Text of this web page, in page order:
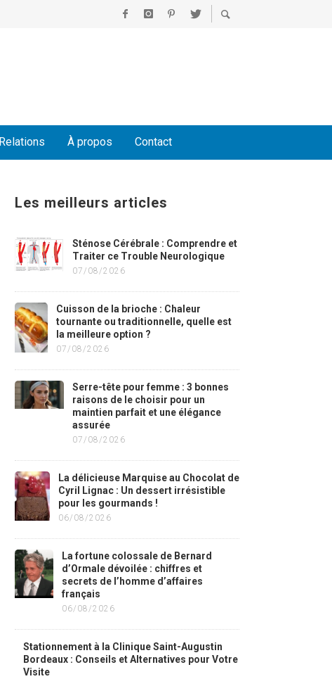
Relations À propos Contact
Les meilleurs articles
Sténose Cérébrale : Comprendre et
Traiter ce Trouble Neurologique
07/08/2026
Cuisson de la brioche : Chaleur
tournante ou traditionnelle, quelle est
la meilleure option ?
07/08/2026
Serre-tête pour femme : 3 bonnes
raisons de le choisir pour un
maintien parfait et une élégance
assurée
07/08/2026
La délicieuse Marquise au Chocolat de
Cyril Lignac : Un dessert irrésistible
pour les gourmands !
06/08/2026
La fortune colossale de Bernard
d’Ormale dévoilée : chiffres et
secrets de l’homme d’affaires
français
06/08/2026
Stationnement à la Clinique Saint-Augustin
Bordeaux : Conseils et Alternatives pour Votre
Visite